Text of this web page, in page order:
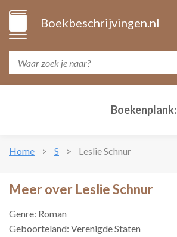
Boekbeschrijvingen.nl
Boekenplank:
Home S Leslie Schnur
Meer over Leslie Schnur
Genre: Roman
Geboorteland: Verenigde Staten